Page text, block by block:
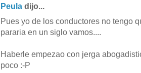
Peula dijo...
Pues yo de los conductores no tengo
pararia en un siglo vamos....
Haberle empezao con jerga
poco :-P